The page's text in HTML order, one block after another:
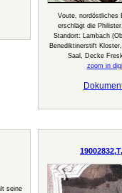
Voute, nordöstliches
erschlägt die
Standort: Lambach
Benediktinerstift
Saal, Decke
zoom in
seine